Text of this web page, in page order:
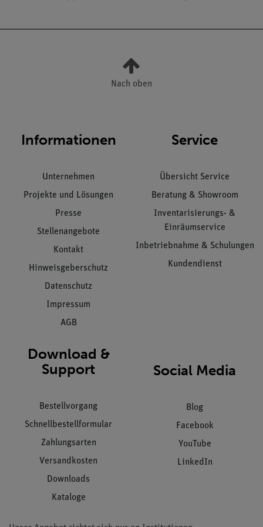
Nach oben
Informationen
Unternehmen
Projekte und Lösungen
Presse
Stellenangebote
Kontakt
Hinweisgeberschutz
Datenschutz
Impressum
AGB
Service
Übersicht Service
Beratung & Showroom
Inventarisierungs- &
Einräumservice
Inbetriebnahme & Schulungen
Kundendienst
Download &
Support
Bestellvorgang
Schnellbestellformular
Zahlungsarten
Versandkosten
Downloads
Kataloge
Social Media
Blog
Facebook
YouTube
LinkedIn